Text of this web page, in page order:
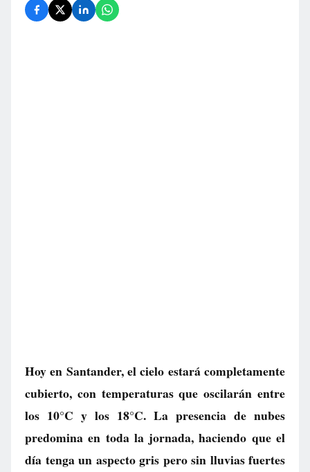
Hoy en Santander, el cielo estará completamente
cubierto, con temperaturas que oscilarán entre
los 10°C y los 18°C. La presencia de nubes
predomina en toda la jornada, haciendo que el
día tenga un aspecto gris pero sin lluvias fuertes